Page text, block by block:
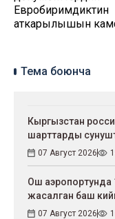
аткарылышын
Тема боюнча
Кыргызстан
шарттарды
07 Август 2026
Ош аэропортунда
жасалган баш
07 Август 2026